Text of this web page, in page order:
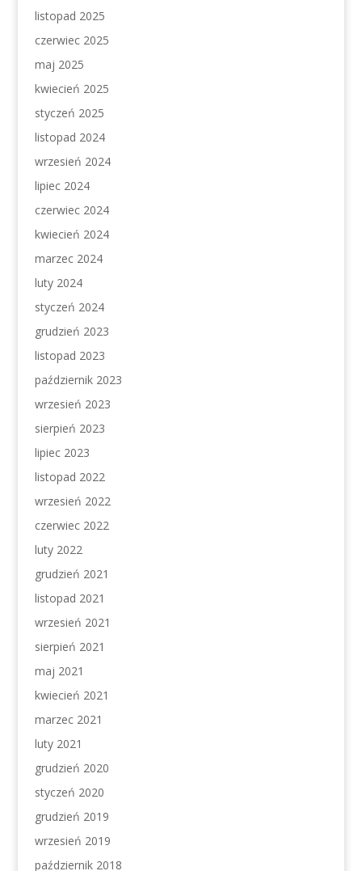
listopad 2025
czerwiec 2025
maj 2025
kwiecień 2025
styczeń 2025
listopad 2024
wrzesień 2024
lipiec 2024
czerwiec 2024
kwiecień 2024
marzec 2024
luty 2024
styczeń 2024
grudzień 2023
listopad 2023
październik 2023
wrzesień 2023
sierpień 2023
lipiec 2023
listopad 2022
wrzesień 2022
czerwiec 2022
luty 2022
grudzień 2021
listopad 2021
wrzesień 2021
sierpień 2021
maj 2021
kwiecień 2021
marzec 2021
luty 2021
grudzień 2020
styczeń 2020
grudzień 2019
wrzesień 2019
październik 2018